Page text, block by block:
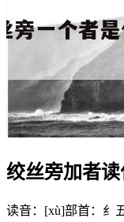
绞丝旁加者
读音：[xù]部首：纟